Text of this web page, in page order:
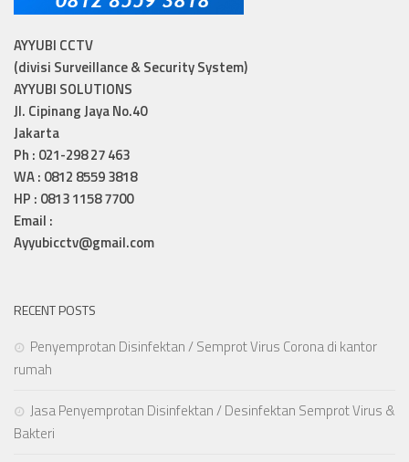
AYYUBI CCTV
(divisi Surveillance & Security System)
AYYUBI SOLUTIONS
Jl. Cipinang Jaya No.40
Jakarta
Ph : 021-298 27 463
WA : 0812 8559 3818
HP : 0813 1158 7700
Email :
Ayyubicctv@gmail.com
RECENT POSTS
Penyemprotan Disinfektan / Semprot Virus Corona di kantor
rumah
Jasa Penyemprotan Disinfektan / Desinfektan Semprot Virus &
Bakteri